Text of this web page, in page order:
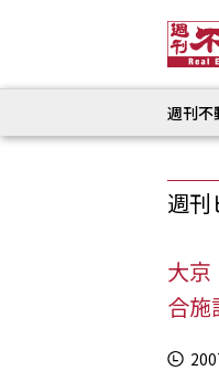
週刊不
週刊
大
合施